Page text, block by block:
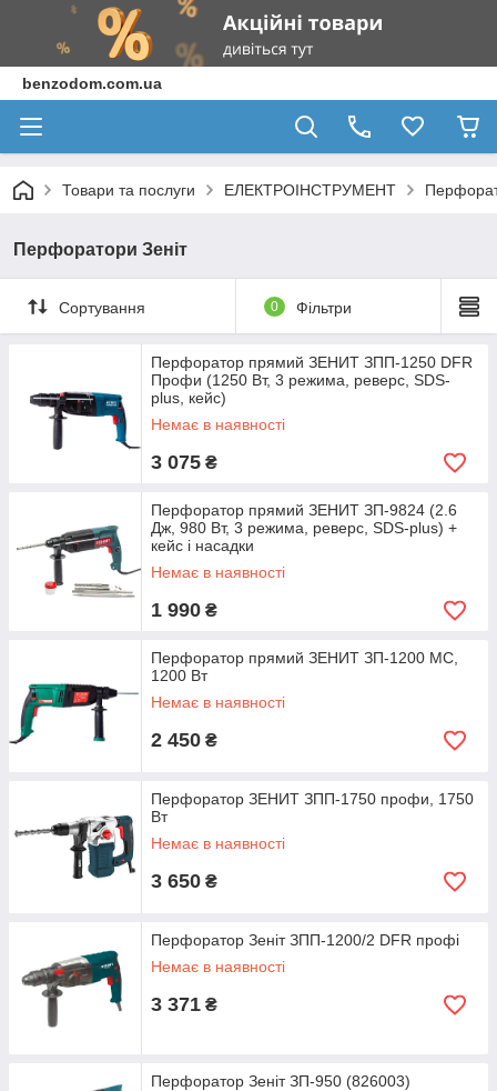
benzodom.com.ua
Товари та послуги ЕЛЕКТРОІНСТРУМЕНТ
Перфоратори Зеніт
Сортування 0 Фільтри
Перфоратор прямий ЗЕНИТ ЗПП-1250 DFR
Профи (1250 Вт, 3 режима, реверс, SDS-
plus, кейс)
Немає в наявності
3 075 ₴
Перфоратор прямий ЗЕНИТ ЗП-9824 (2.6
Дж, 980 Вт, 3 режима, реверс, SDS-plus) +
кейс і насадки
Немає в наявності
1 990 ₴
Перфоратор прямий ЗЕНИТ ЗП-1200 МС,
1200 Вт
Немає в наявності
2 450 ₴
Перфоратор ЗЕНИТ ЗПП-1750 профи, 1750
Вт
Немає в наявності
3 650 ₴
Перфоратор Зеніт ЗПП-1200/2 DFR профі
Немає в наявності
3 371 ₴
Перфоратор Зеніт ЗП-950 (826003)